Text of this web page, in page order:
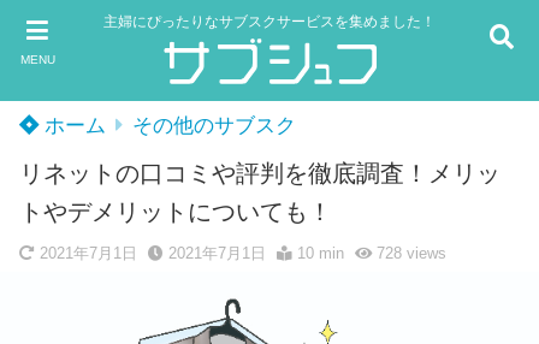
MENU
主婦にぴったりなサブスクサービスを集めました！
ホーム その他のサブスク
リネットの口コミや評判を徹底調査！メリッ
トやデメリットについても！
2021年7月1日 2021年7月1日 10 min 728views